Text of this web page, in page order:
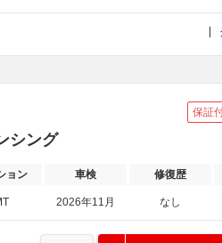
保証
シング
ョン 車検 修復歴
2026年11月 なし